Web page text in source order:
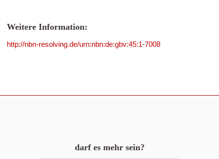
Weitere Information:
http://nbn-resolving.de/urn:nbn:de:gbv:45:1-7008
darf es mehr sein?